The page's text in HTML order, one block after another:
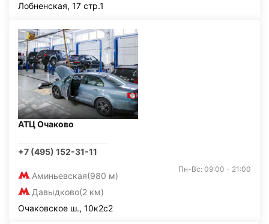
Лобненская, 17 стр.1
АТЦ Очаково
+7 (495) 152-31-11
Аминьевская(980 м)
Давыдково(2 км)
Пн-Вс: 09:00 - 21:00
Очаковское ш., 10к2с2